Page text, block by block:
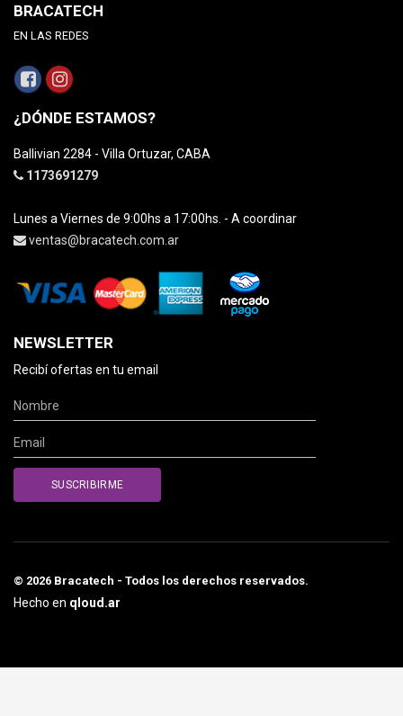
BRACATECH
EN LAS REDES
¿DÓNDE ESTAMOS?
Ballivian 2284 - Villa Ortuzar, CABA
1173691279
Lunes a Viernes de 9:00hs a 17:00hs. - A coordinar
ventas@bracatech.com.ar
NEWSLETTER
Recibí ofertas en tu email
© 2026 Bracatech - Todos los derechos reservados.
Hecho en qloud.ar